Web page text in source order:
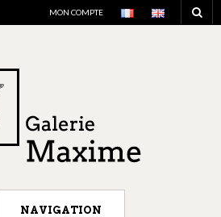
MON COMPTE
NAVIGATION